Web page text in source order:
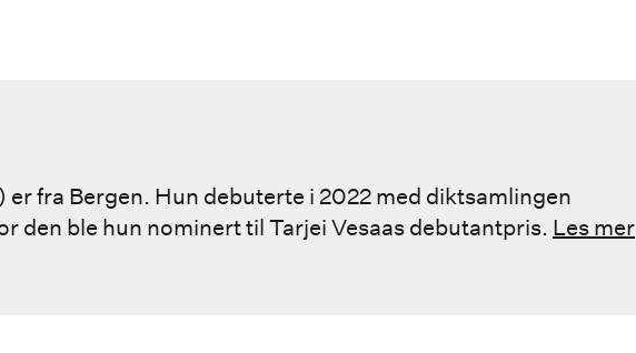
er fra Bergen. Hun debuterte i 2022 med diktsamlingen
den ble hun nominert til Tarjei Vesaas debutantpris. Les mer